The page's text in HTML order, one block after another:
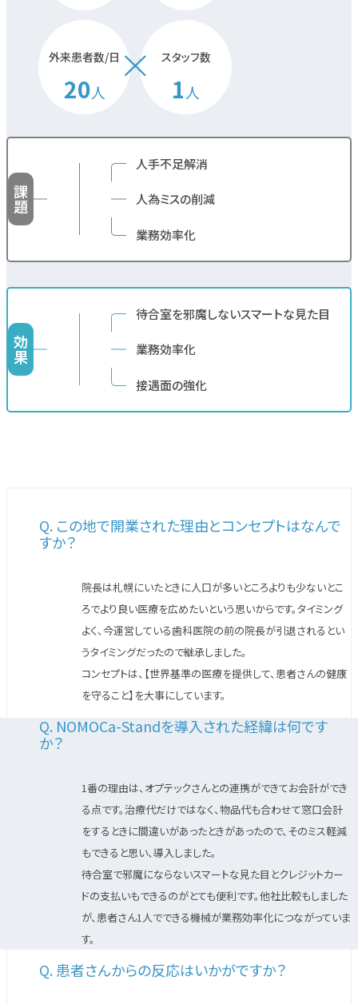
外来患者数/日
20人
スタッフ数
1人
課
題
人手不足解消
人為ミスの削減
業務効率化
効
果
待合室を邪魔しないスマートな見た目
業務効率化
接遇面の強化
Q. この地で開業された理由とコンセプトはなんで
すか？
院長は札幌にいたときに人口が多いところよりも少ないとこ
ろでより良い医療を広めたいという思いからです。タイミング
よく、今運営している歯科医院の前の院長が引退されるとい
うタイミングだったので継承しました。
コンセプトは、【世界基準の医療を提供して、患者さんの健康
を守ること】を大事にしています。
Q. NOMOCa-Standを導入された経緯は何です
か？
1番の理由は、オプテックさんとの連携ができてお会計ができ
る点です。治療代だけではなく、物品代も合わせて窓口会計
をするときに間違いがあったときがあったので、そのミス軽減
もできると思い、導入しました。
待合室で邪魔にならないスマートな見た目とクレジットカー
ドの支払いもできるのがとても便利です。他社比較もしました
が、患者さん1人でできる機械が業務効率化につながっていま
す。
Q. 患者さんからの反応はいかがですか？